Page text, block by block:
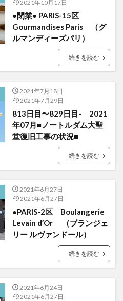
2021年10月17日
●閉業● PARIS-15区
Gourmandises Paris （グ
ルマンディーズパリ）
続きを読む
2021年7月18日
2021年7月29日
813日目〜829日目- 2021
年07月■ノートルダム大聖
堂復旧工事の状況■
続きを読む
2021年6月27日
2021年6月27日
●PARIS-2区 Boulangerie
Levain d’Or （ブランジェ
リー ルヴァンドール）
続きを読む
2021年6月24日
2021年6月27日